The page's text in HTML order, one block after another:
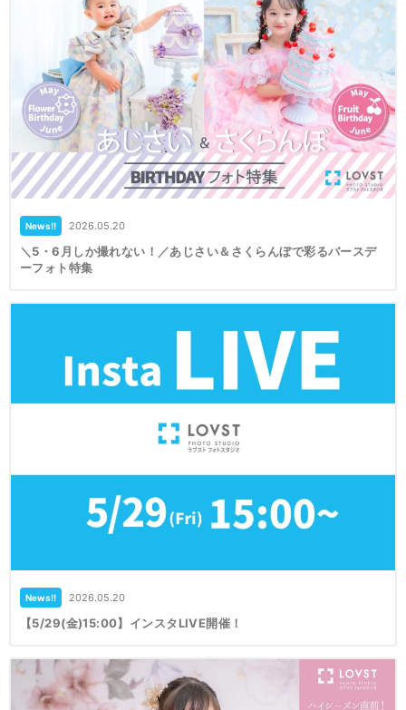
News!! 2026.05.20
＼5・6月しか撮れない！／あじさい＆さくらんぼで彩るバースデ
ーフォト特集
News!! 2026.05.20
【5/29(金)15:00】インスタLIVE開催！